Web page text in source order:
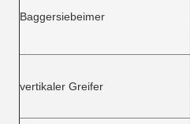
Baggersiebeimer
vertikaler Greifer